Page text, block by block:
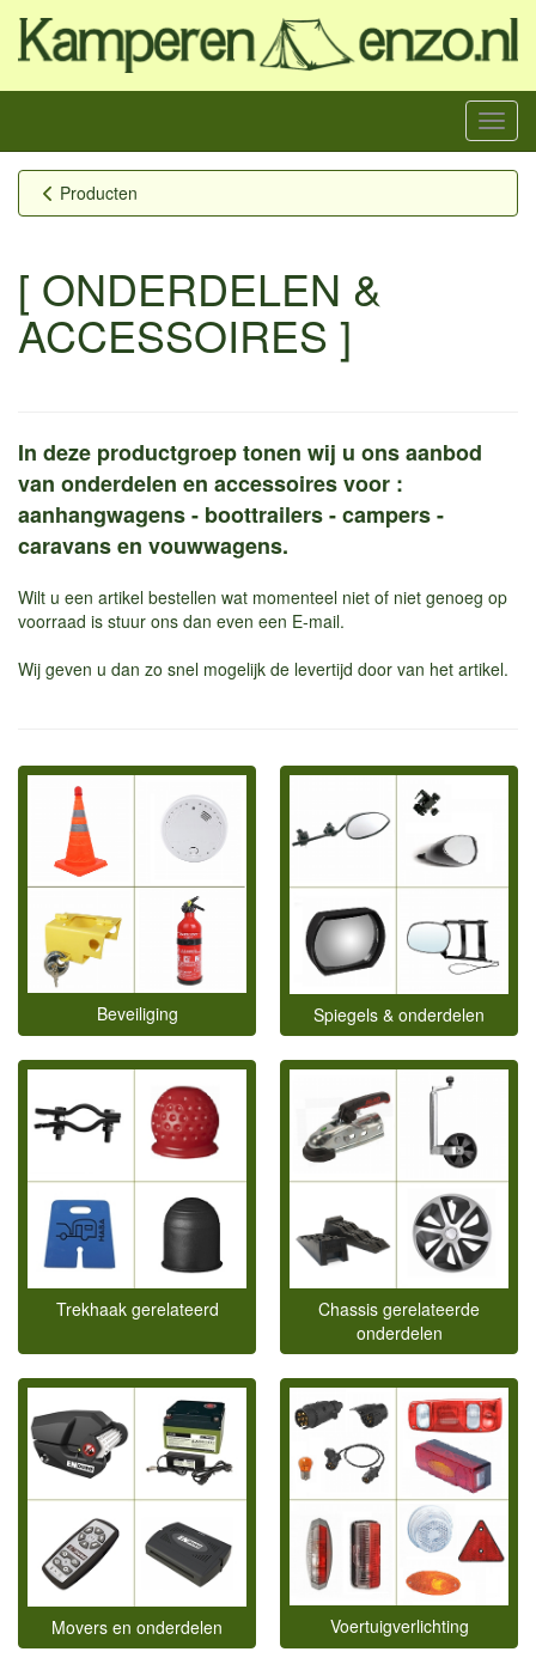
Menu
Producten
[ ONDERDELEN &
ACCESSOIRES ]
In deze productgroep tonen wij u ons aanbod
van onderdelen en accessoires voor :
aanhangwagens - boottrailers - campers -
caravans en vouwwagens.
Wilt u een artikel bestellen wat momenteel niet of niet genoeg op
voorraad is stuur ons dan even een E-mail.
Wij geven u dan zo snel mogelijk de levertijd door van het artikel.
Beveiliging Spiegels & onderdelen
Trekhaak gerelateerd
Chassis gerelateerde
onderdelen
Movers en onderdelen Voertuigverlichting